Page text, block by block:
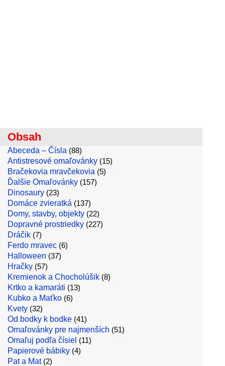
Obsah
Abeceda – Čísla (88)
Antistresové omaľovánky (15)
Bračekovia mravčekovia (5)
Ďalšie Omaľovánky (157)
Dinosaury (23)
Domáce zvieratká (137)
Domy, stavby, objekty (22)
Dopravné prostriedky (227)
Dráčik (7)
Ferdo mravec (6)
Halloween (37)
Hračky (57)
Kremienok a Chocholúšik (8)
Krtko a kamaráti (13)
Kubko a Maťko (6)
Kvety (32)
Od bodky k bodke (41)
Omaľovánky pre najmenších (51)
Omaľuj podľa čísiel (11)
Papierové bábiky (4)
Pat a Mat(2)